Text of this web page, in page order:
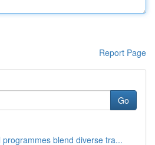
Report Page
Go
programmes blend diverse tra...